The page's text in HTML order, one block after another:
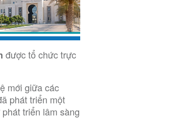
được tổ chức trực
mới giữa các
phát triển một
triển lâm sàng